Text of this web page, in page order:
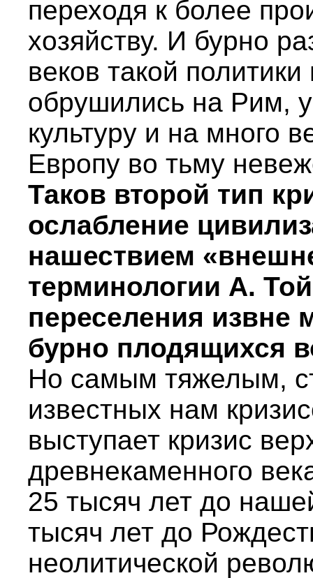
переходя к более
хозяйству. И бурно
веков такой
обрушились на Рим,
культуру и на много
Европу во тьму
Таков второй тип
ослабление
нашествием
терминологии А.
переселения извне
бурно плодящихся
Но самым тяжелым,
известных нам
выступает кризис
древнекаменного
25 тысяч лет до
тысяч лет до
неолитической